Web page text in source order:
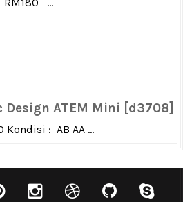
Design ATEM Mini [d3708]
Kondisi : AB AA ...